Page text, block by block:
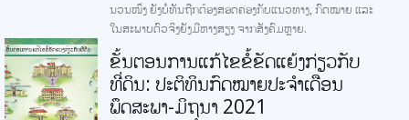
ນວນໜຶ່ງ ຍັງບໍ່ທັນຖືກຕ້ອງສອດຄ່ອງກັບແນວທາງ, ກົດໝາຍ ແລະ
ໃນສະພາບຕົວຈິງຍັງມີຫາງສຽງ ຈາກສັງຄົມຫຼາຍ.
ຂັ້ນຕອນການແກ້ໄຂຂໍ້ຂັດແຍ້ງກ່ຽວກັບ
ທີ່ດິນ: ປະຕິທິນກົດໝາຍປະຈໍາເດືອນ
ພຶດສະພາ-ມິຖຸນາ 2021